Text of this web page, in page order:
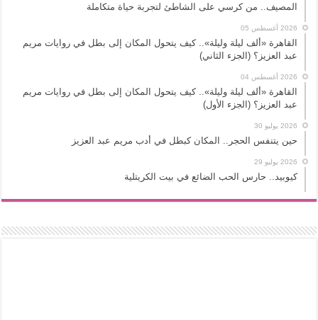
المصيف.. من كرسي على الشاطئ لتجربة حياة متكاملة
2026 أغسطس 05
القاهرة «ألف ليلة وليلة».. كيف يتحول المكان إلى بطل في روايات مريم
عبد العزيز؟ (الجزء الثاني)
2026 أغسطس 04
القاهرة «ألف ليلة وليلة».. كيف يتحول المكان إلى بطل في روايات مريم
عبد العزيز؟ (الجزء الأول)
2026 يوليو 30
حين يتنفس الحجر.. المكان كبطل في أدب مريم عبد العزيز
2026 يوليو 29
كيوبيد.. حارس الحب الضائع في بيت الكريتلية